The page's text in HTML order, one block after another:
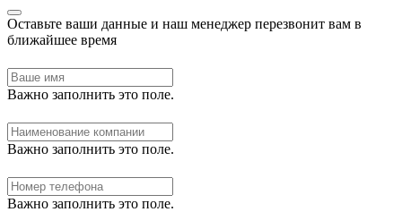
Оставьте ваши данные и наш менеджер перезвонит вам в
ближайшее время
Важно заполнить это поле.
Важно заполнить это поле.
Важно заполнить это поле.